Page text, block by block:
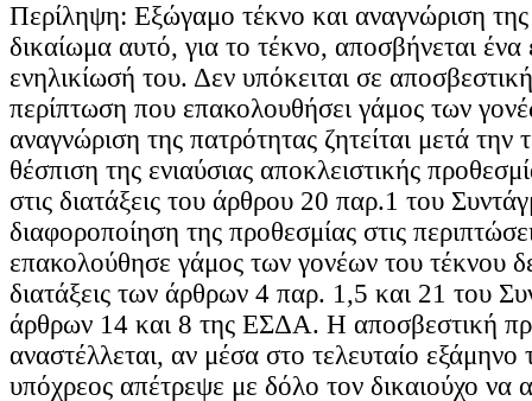
Περίληψη: Εξώγαμο τέκνο και αναγνώριση
δικαίωμα αυτό, για το τέκνο, αποσβήνεται ένα
ενηλικίωσή του. Δεν υπόκειται σε
περίπτωση που επακολουθήσει γάμος των
αναγνώριση της πατρότητας ζητείται μετά
θέσπιση της ενιαύσιας αποκλειστικής
στις διατάξεις του άρθρου 20 παρ.1 του
διαφοροποίηση της προθεσμίας στις
επακολούθησε γάμος των γονέων του τέκνου
διατάξεις των άρθρων 4 παρ. 1,5 και 21 του
άρθρων 14 και 8 της ΕΣΔΑ. Η αποσβεστική
αναστέλλεται, αν μέσα στο τελευταίο εξάμηνο
υπόχρεος απέτρεψε με δόλο τον δικαιούχο να